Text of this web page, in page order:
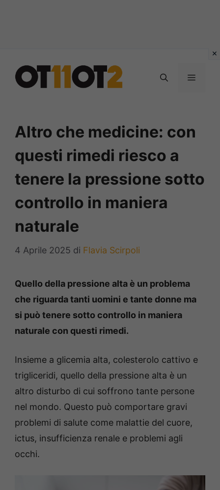
contenuto
MENU
Altro che medicine: con
questi rimedi riesco a
tenere la pressione sotto
controllo in maniera
naturale
4 Aprile 2025 di Flavia Scirpoli
Quello della pressione alta è un problema
che riguarda tanti uomini e tante donne ma
si può tenere sotto controllo in maniera
naturale con questi rimedi.
Insieme a glicemia alta, colesterolo cattivo e
trigliceridi, quello della pressione alta è un
altro disturbo di cui soffrono tante persone
nel mondo. Questo può comportare gravi
problemi di salute come malattie del cuore,
ictus, insufficienza renale e problemi agli
occhi.